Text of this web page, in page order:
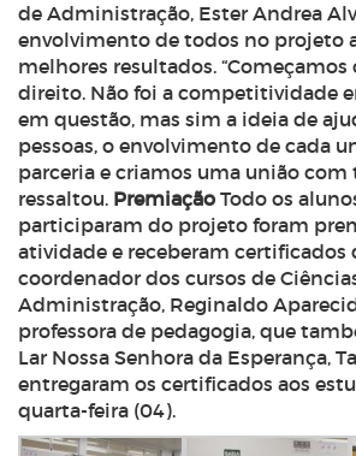
de Administração, Ester Andrea
envolvimento de todos no projeto
melhores resultados.
direito. Não foi a competitividade
em questão, mas sim a ideia de
pessoas, o envolvimento de cada
parceria e criamos uma união com
ressaltou. Premiação Todo os
participaram do projeto foram
atividade e receberam certificados
coordenador dos cursos de
Administração, Reginaldo
professora de pedagogia, que
Lar Nossa Senhora da Esperança,
entregaram os certificados aos
quarta-feira (04).